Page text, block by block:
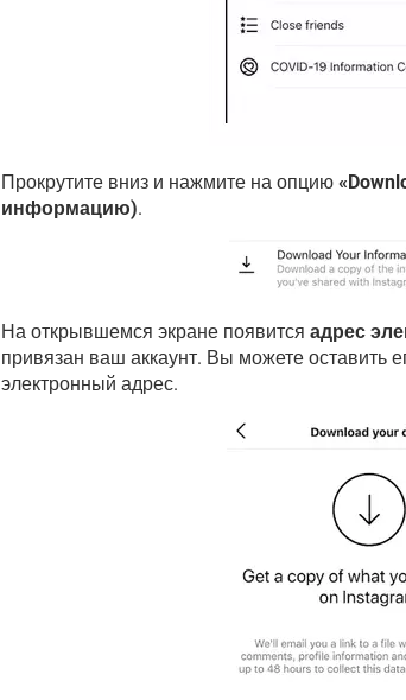
Прокрутите вниз и нажмите на опцию
информацию).
На открывшемся экране появится адрес
привязан ваш аккаунт. Вы можете оставить
электронный адрес.